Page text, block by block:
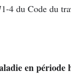
4 du Code du
en période